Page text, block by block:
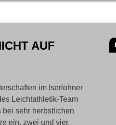
AUF
im Iserlohner
Leichtathletik-Team
sehr herbstlichen
ein, zwei und vier.